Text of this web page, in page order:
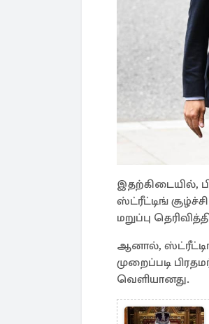
இதற்கிடையில்,
ஸ்ட்ரீட்டிங்
மறுப்பு
ஆனால்,
முறைப்படி
வெளியானது.